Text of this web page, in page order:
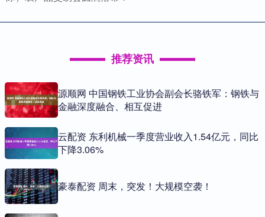
推荐资讯
源顺网 中国钢铁工业协会副会长骆铁军：钢铁与
金融深度融合、相互促进
云配资 东利机械一季度营业收入1.54亿元，同比
下降3.06%
豪泰配资 周末，突发！大规模空袭！